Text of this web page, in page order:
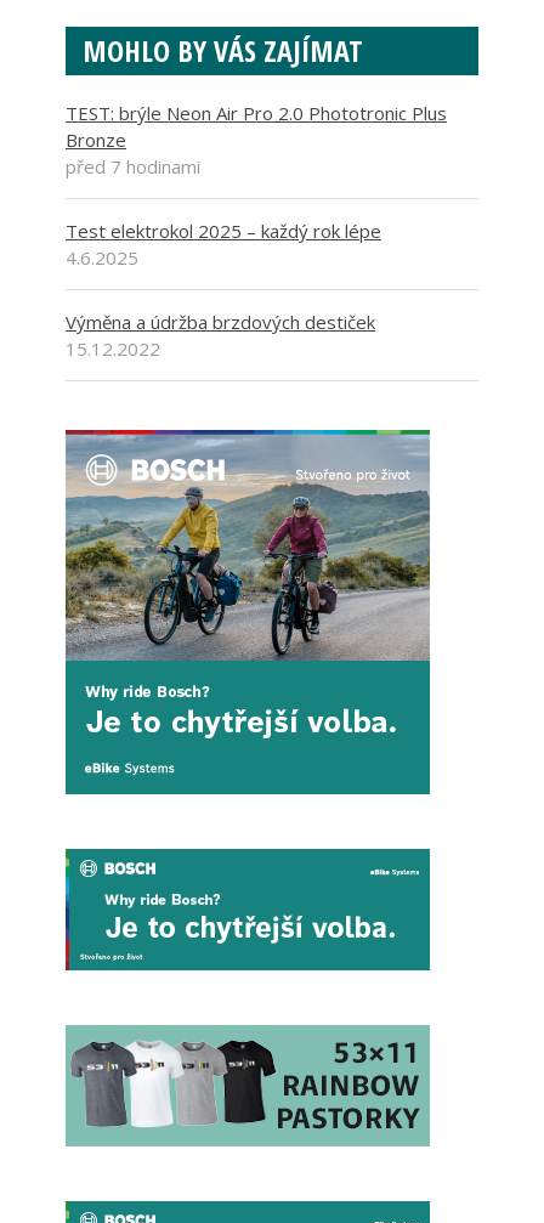
MOHLO BY VÁS ZAJÍMAT
TEST: brýle Neon Air Pro 2.0 Phototronic Plus
Bronze
před 7 hodinami
Test elektrokol 2025 – každý rok lépe
4.6.2025
Výměna a údržba brzdových destiček
15.12.2022